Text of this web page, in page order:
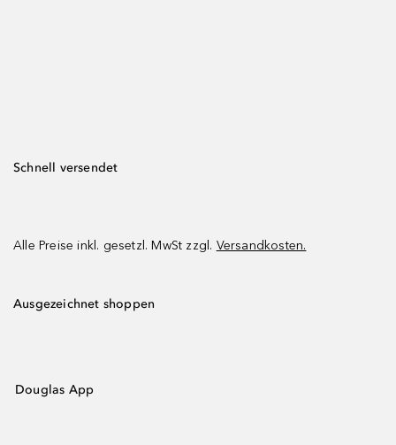
Schnell versendet
Alle Preise inkl. gesetzl. MwSt zzgl. Versandkosten.
Ausgezeichnet shoppen
Douglas App